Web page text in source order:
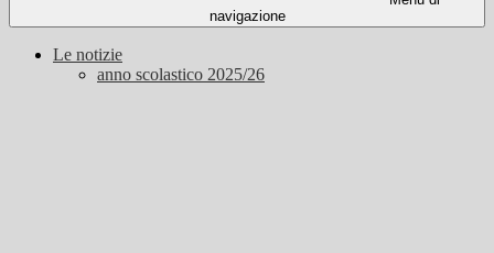
navigazione
Le notizie
anno scolastico 2025/26